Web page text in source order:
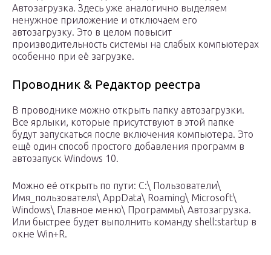
Автозагрузка. Здесь уже аналогично выделяем
ненужное приложение и отключаем его
автозагрузку. Это в целом повысит
производительность системы на слабых компьютерах
особенно при её загрузке.
Проводник & Редактор реестра
В проводнике можно открыть папку автозагрузки.
Все ярлыки, которые присутствуют в этой папке
будут запускаться после включения компьютера. Это
ещё один способ простого добавления программ в
автозапуск Windows 10.
Можно её открыть по пути: C:\ Пользователи\
Имя_пользователя\ AppData\ Roaming\ Microsoft\
Windows\ Главное меню\ Программы\ Автозагрузка.
Или быстрее будет выполнить команду shell:startup в
окне Win+R.